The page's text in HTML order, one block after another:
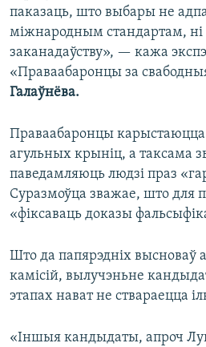
паказаць, што выбары не
міжнародным стандартам,
заканадаўству», — кажа
«Праваабаронцы за
Галаўнёва.
Праваабаронцы
агульных крыніц, а таксама
паведамляюць людзі праз
Суразмоўца зважае, што для
«фіксаваць доказы
Што да папярэдніх высноваў
камісій, вылучэньне
этапах нават не ствараецца
«Іншыя кандыдаты, апроч